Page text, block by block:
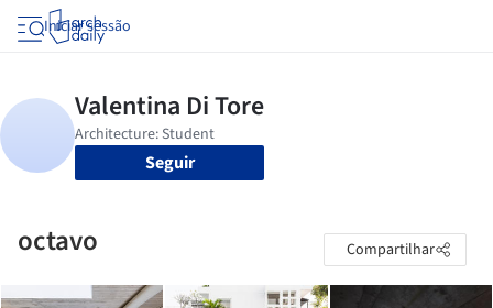
Iniciar sessão
Seguir
octavo Compartilhar